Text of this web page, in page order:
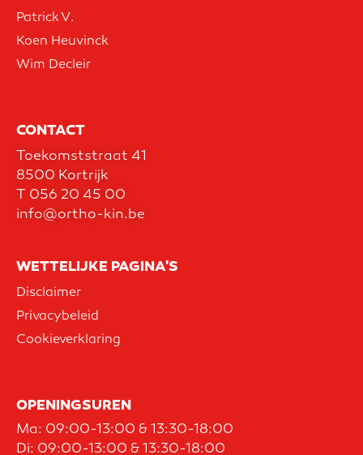
Patrick V.
Koen Heuvinck
Wim Decleir
CONTACT
Toekomststraat 41
8500 Kortrijk
T 056 20 45 00
info@ortho-kin.be
WETTELIJKE PAGINA'S
Disclaimer
Privacybeleid
Cookieverklaring
OPENINGSUREN
Ma: 09:00-13:00 & 13:30-18:00
Di: 09:00-13:00 & 13:30-18:00